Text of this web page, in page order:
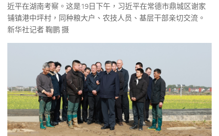
近平在湖南考察。这是19日下午，习近平在常德市鼎城区谢家
铺镇港中坪村，同种粮大户、农技人员、基层干部亲切交流。
新华社记者 鞠鹏 摄